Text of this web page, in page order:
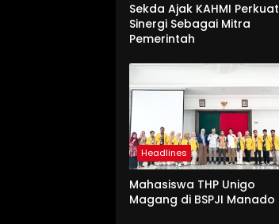
Sekda Ajak KAHMI Perkuat
Sinergi Sebagai Mitra
Pemerintah
Headlines
Mahasiswa THP Unigo
Magang di BSPJI Manado